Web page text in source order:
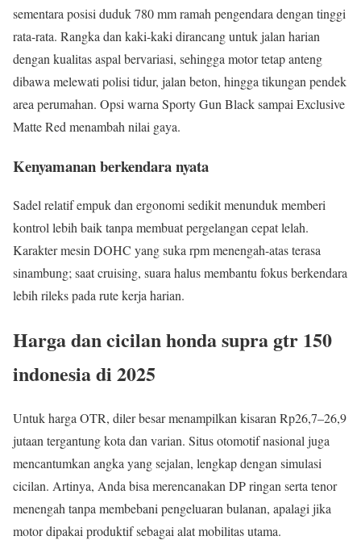
sementara posisi duduk 780 mm ramah pengendara dengan tinggi
rata-rata. Rangka dan kaki-kaki dirancang untuk jalan harian
dengan kualitas aspal bervariasi, sehingga motor tetap anteng
dibawa melewati polisi tidur, jalan beton, hingga tikungan pendek
area perumahan. Opsi warna Sporty Gun Black sampai Exclusive
Matte Red menambah nilai gaya.
Kenyamanan berkendara nyata
Sadel relatif empuk dan ergonomi sedikit menunduk memberi
kontrol lebih baik tanpa membuat pergelangan cepat lelah.
Karakter mesin DOHC yang suka rpm menengah-atas terasa
sinambung; saat cruising, suara halus membantu fokus berkendara
lebih rileks pada rute kerja harian.
Harga dan cicilan honda supra gtr 150
indonesia di 2025
Untuk harga OTR, diler besar menampilkan kisaran Rp26,7–26,9
jutaan tergantung kota dan varian. Situs otomotif nasional juga
mencantumkan angka yang sejalan, lengkap dengan simulasi
cicilan. Artinya, Anda bisa merencanakan DP ringan serta tenor
menengah tanpa membebani pengeluaran bulanan, apalagi jika
motor dipakai produktif sebagai alat mobilitas utama.